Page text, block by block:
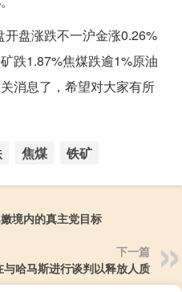
盘涨跌不一沪金涨0.26%
跌1.87%焦煤跌逾1%原油
消息了，希望对大家有所
焦煤 铁矿
境内的真主党目标
下一篇
哈马斯进行谈判以释放人质